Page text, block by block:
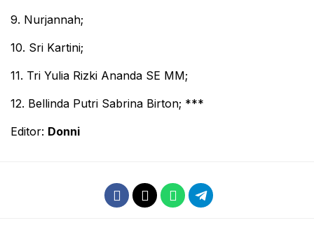
9. Nurjannah;
10. Sri Kartini;
11. Tri Yulia Rizki Ananda SE MM;
12. Bellinda Putri Sabrina Birton; ***
Editor: Donni